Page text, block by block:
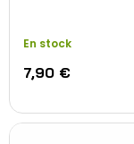
En stock
7,90 €